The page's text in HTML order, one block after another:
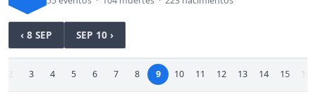
‹ 8 SEP SEP 10 ›
2 3 4 5 6 7 8 9 10 11 12 13 14 15 16